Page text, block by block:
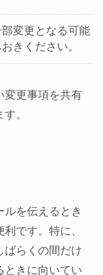
変更となる可能
きください。
変更事項を共有
。
を伝えるとき
です。特に、
ばらくの間だけ
ときに向いてい